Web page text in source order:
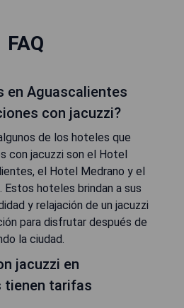
FAQ
en Aguascalientes
con jacuzzi?
de los hoteles que
con jacuzzi son el Hotel
el Hotel Medrano y el
Estos hoteles brindan a sus
y relajación de un jacuzzi
para disfrutar después de
la ciudad.
jacuzzi en
tienen tarifas